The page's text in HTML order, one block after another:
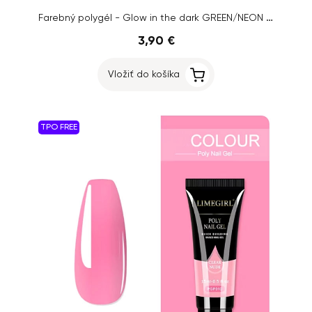
Farebný polygél - Glow in the dark GREEN/NEON GREEN č.03, 15g
3,90 €
Vložiť do košíka
TPO FREE